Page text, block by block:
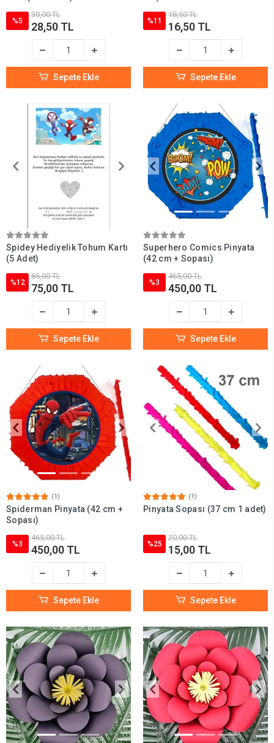
%5
30,00 TL
28,50 TL
Sepete Ekle
%11
18,50 TL
16,50 TL
Sepete Ekle
Spidey Hediyelik Tohum Kartı
(5 Adet)
%12
85,00 TL
75,00 TL
Sepete Ekle
Superhero Comics Pinyata
(42 cm + Sopası)
%3
465,00 TL
450,00 TL
Sepete Ekle
(1)
Spiderman Pinyata (42 cm +
Sopası)
%3
465,00 TL
450,00 TL
Sepete Ekle
(1)
Pinyata Sopası (37 cm 1 adet)
%25
20,00 TL
15,00 TL
Sepete Ekle